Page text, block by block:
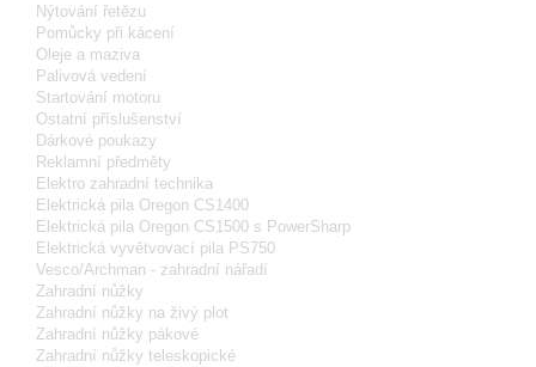
Nýtování řetězu
Pomůcky při kácení
Oleje a maziva
Palivová vedení
Startování motoru
Ostatní příslušenství
Dárkové poukazy
Reklamní předměty
Elektro zahradní technika
Elektrická pila Oregon CS1400
Elektrická pila Oregon CS1500 s PowerSharp
Elektrická vyvětvovací pila PS750
Vesco/Archman - zahradní nářadí
Zahradní nůžky
Zahradní nůžky na živý plot
Zahradní nůžky pákové
Zahradní nůžky teleskopické